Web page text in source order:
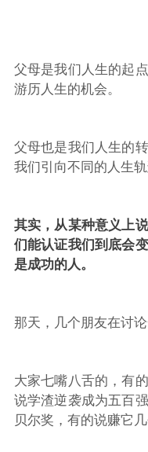
父母是我们人生的起
游历人生的机会。
父母也是我们人生的
我们引向不同的人生
其实，从某种意义上
们能认证我们到底会
是成功的人。
那天，几个朋友在讨
大家七嘴八舌的，有
说学渣逆袭成为五百
贝尔奖，有的说赚它